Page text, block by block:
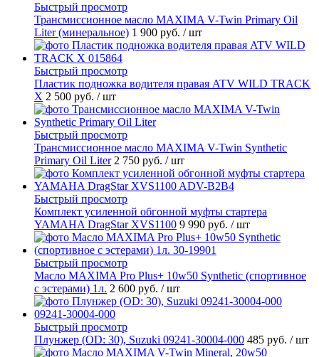
Быстрый просмотр
Трансмиссионное масло MAXIMA V-Twin Primary Oil
Liter (минеральное) 1 900 руб. / шт
Быстрый просмотр
Пластик подножка водителя правая ATV WILD TRACK
X 2 500 руб. / шт
Быстрый просмотр
Трансмиссионное масло MAXIMA V-Twin Synthetic
Primary Oil Liter 2 750 руб. / шт
Быстрый просмотр
Комплект усиленной обгонной муфты стартера
YAMAHA DragStar XVS1100 9 990 руб. / шт
Быстрый просмотр
Масло MAXIMA Pro Plus+ 10w50 Synthetic (спортивное
с эстерами) 1л. 2 600 руб. / шт
Быстрый просмотр
Плунжер (OD: 30), Suzuki 09241-30004-000 485 руб. / шт